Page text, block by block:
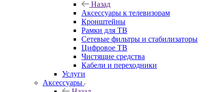
Назад
Аксессуары к телевизорам
Кронштейны
Рамки для ТВ
Сетевые фильтры и стабилизаторы
Цифровое ТВ
Чистящие средства
Кабели и переходники
Услуги
Аксессуары